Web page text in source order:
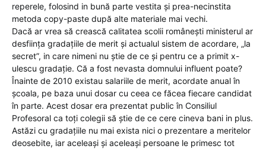
reperele, folosind in bună parte vestita și prea-necinstita
metoda copy-paste după alte materiale mai vechi.
Dacă ar vrea să crească calitatea scolii românești ministerul ar
desființa gradațiile de merit și actualul sistem de acordare, „la
secret”, in care nimeni nu știe de ce și pentru ce a primit x-
ulescu gradație. Că a fost nevasta domnului influent poate?
Înainte de 2010 existau salariile de merit, acordate anual în
școala, pe baza unui dosar cu ceea ce făcea fiecare candidat
în parte. Acest dosar era prezentat public în Consiliul
Profesoral ca toți colegii să știe de ce cere cineva bani in plus.
Astăzi cu gradațiile nu mai exista nici o prezentare a meritelor
deosebite, iar aceleași și aceleași persoane le primesc tot